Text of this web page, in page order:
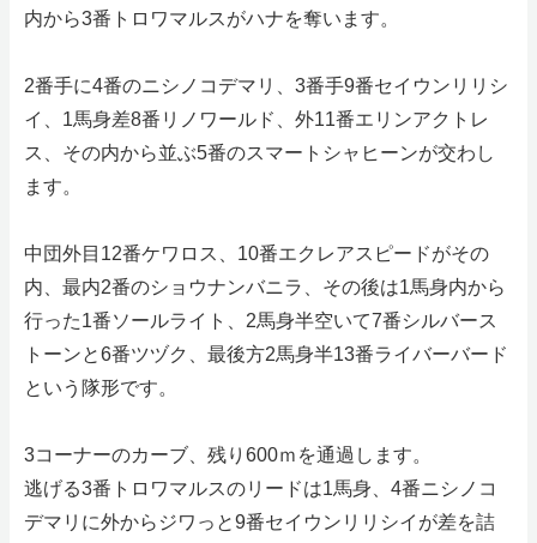
内から3番トロワマルスがハナを奪います。
2番手に4番のニシノコデマリ、3番手9番セイウンリリシ
イ、1馬身差8番リノワールド、外11番エリンアクトレ
ス、その内から並ぶ5番のスマートシャヒーンが交わし
ます。
中団外目12番ケワロス、10番エクレアスピードがその
内、最内2番のショウナンバニラ、その後は1馬身内から
行った1番ソールライト、2馬身半空いて7番シルバース
トーンと6番ツヅク、最後方2馬身半13番ライバーバード
という隊形です。
3コーナーのカーブ、残り600ｍを通過します。
逃げる3番トロワマルスのリードは1馬身、4番ニシノコ
デマリに外からジワっと9番セイウンリリシイが差を詰